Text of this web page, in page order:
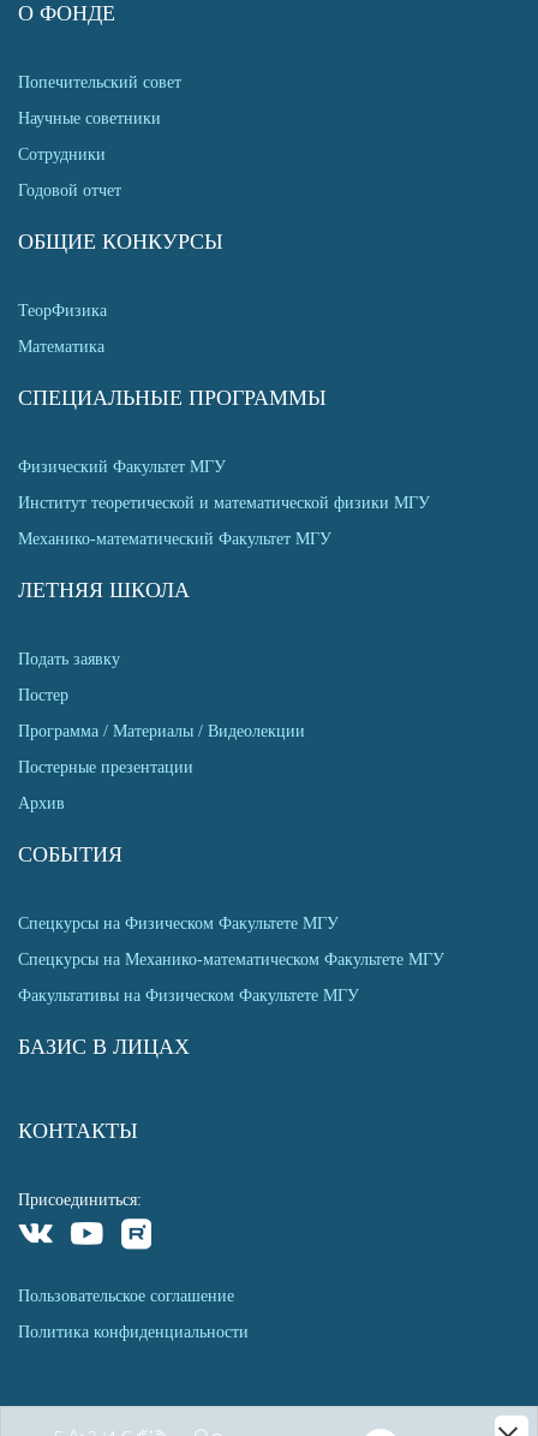
О ФОНДЕ
Попечительский совет
Научные советники
Сотрудники
Годовой отчет
ОБЩИЕ КОНКУРСЫ
ТеорФизика
Математика
СПЕЦИАЛЬНЫЕ ПРОГРАММЫ
Физический Факультет МГУ
Институт теоретической и математической физики МГУ
Механико-математический Факультет МГУ
ЛЕТНЯЯ ШКОЛА
Подать заявку
Постер
Программа / Материалы / Видеолекции
Постерные презентации
Архив
СОБЫТИЯ
Спецкурсы на Физическом Факультете МГУ
Спецкурсы на Механико-математическом Факультете МГУ
Факультативы на Физическом Факультете МГУ
БАЗИС В ЛИЦАХ
КОНТАКТЫ
Присоединиться:
Пользовательское соглашение
Политика конфиденциальности